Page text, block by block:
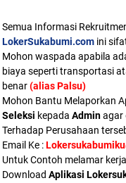
Semua Informasi
LokerSukabumi.com ini
Mohon waspada apabila
biaya seperti transportasi
benar(alias Palsu)
Mohon Bantu Melaporkan
Seleksi kepada Adminagar
Terhadap Perusahaan
Email Ke :
Untuk Contoh melamar
Download Aplikasi